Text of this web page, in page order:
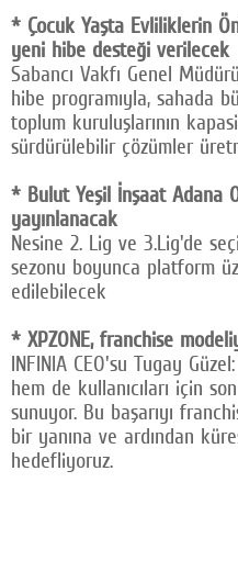
* Çocuk Yaşta Evliliklerin
yeni hibe desteği verilecek
Sabancı Vakfı Genel
hibe programıyla, sahada
toplum kuruluşlarının
sürdürülebilir çözümler
* Bulut Yeşil İnşaat Adana
yayınlanacak
Nesine 2. Lig ve 3.Lig'de
sezonu boyunca platform
edilebilecek
* XPZONE, franchise
INFINIA CEO'su Tugay
hem de kullanıcıları için
sunuyor. Bu başarıyı
bir yanına ve ardından
hedefliyoruz.